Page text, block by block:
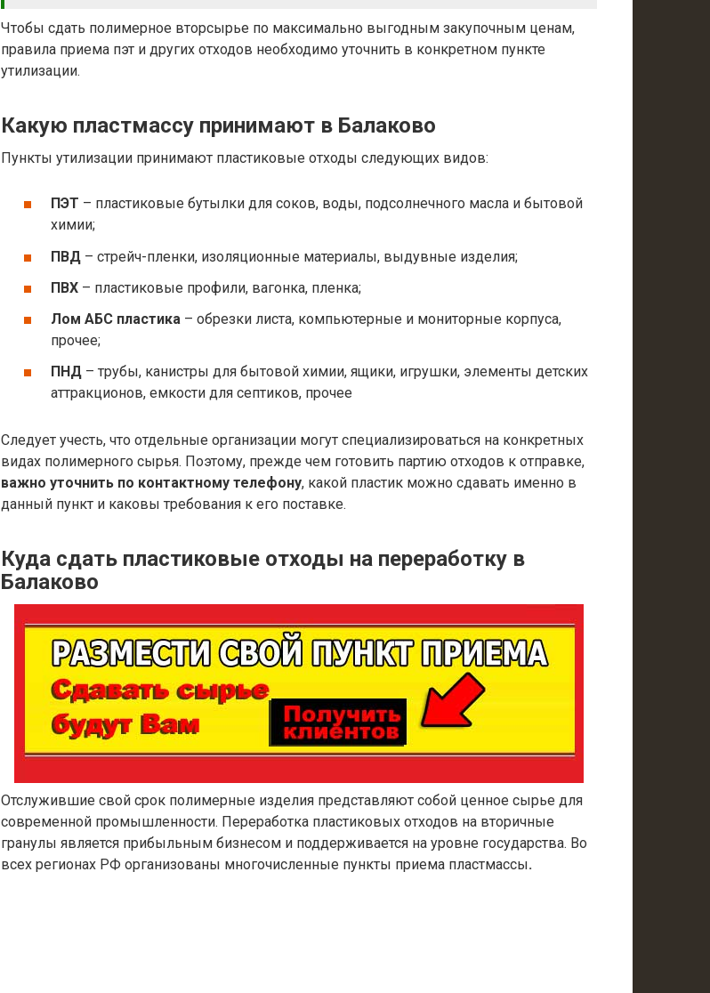
Чтобы сдать полимерное вторсырье по максимально выгодным закупочным ценам,
правила приема пэт и других отходов необходимо уточнить в конкретном пункте
утилизации.
Какую пластмассу принимают в Балаково
Пункты утилизации принимают пластиковые отходы следующих видов:
ПЭТ – пластиковые бутылки для соков, воды, подсолнечного масла и бытовой
химии;
ПВД – стрейч-пленки, изоляционные материалы, выдувные изделия;
ПВХ – пластиковые профили, вагонка, пленка;
Лом АБС пластика – обрезки листа, компьютерные и мониторные корпуса,
прочее;
ПНД – трубы, канистры для бытовой химии, ящики, игрушки, элементы детских
аттракционов, емкости для септиков, прочее
Следует учесть, что отдельные организации могут специализироваться на конкретных
видах полимерного сырья. Поэтому, прежде чем готовить партию отходов к отправке,
важно уточнить по контактному телефону, какой пластик можно сдавать именно в
данный пункт и каковы требования к его поставке.
Куда сдать пластиковые отходы на переработку в
Балаково
Отслужившие свой срок полимерные изделия представляют собой ценное сырье для
современной промышленности. Переработка пластиковых отходов на вторичные
гранулы является прибыльным бизнесом и поддерживается на уровне государства. Во
всех регионах РФ организованы многочисленные пункты приема пластмассы.